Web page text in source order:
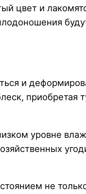
цвет и
и
приобретая
уровне
не